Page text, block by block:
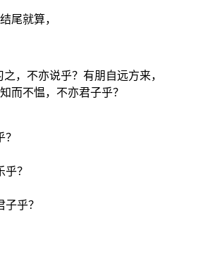
尾就算，
，不亦说乎？有朋自远方来，
而不愠，不亦君子乎？
？
乎？